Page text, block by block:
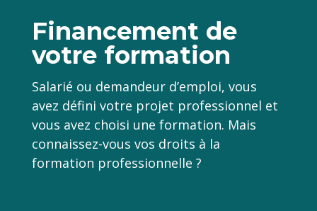
Financement de
votre formation
Salarié ou demandeur d’emploi, vous
avez défini votre projet professionnel et
vous avez choisi une formation. Mais
connaissez-vous vos droits à la
formation professionnelle ?